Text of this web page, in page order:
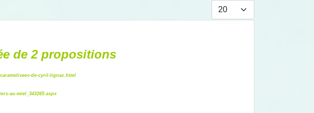
Afficher #
de 2 propositions
de-cyril-lignac.html
au-miel_343265.aspx